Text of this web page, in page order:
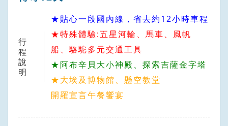
行
程
說
明
★貼心一段國內線，省去約12小時車程
★特殊體驗:五星河輪、馬車、風帆
船、駱駝多元交通工具
★阿布辛貝大小神殿、探索吉薩金字塔
★大埃及博物館、懸空教堂
開羅宣言午餐饗宴